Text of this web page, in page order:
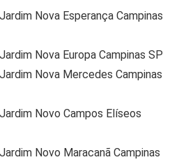
Nova Esperança Campinas
Nova Europa Campinas SP
Nova Mercedes Campinas
Novo Campos Elíseos
Novo Maracanã Campinas